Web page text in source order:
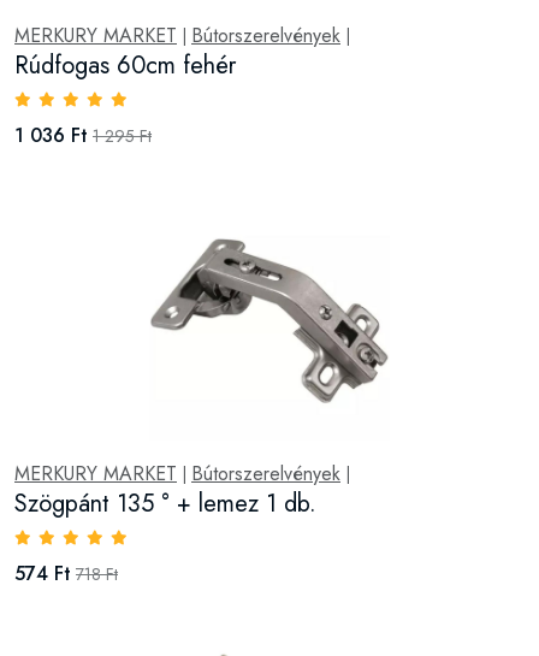
MERKURY MARKET Bútorszerelvények
Rúdfogas 60cm fehér
1 036 Ft 1 295 Ft
MERKURY MARKET Bútorszerelvények
Szögpánt 135 ° + lemez 1 db.
574 Ft 718 Ft